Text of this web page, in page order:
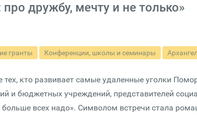
дружбу, мечту и не только»
гранты Конференции, школы и семинары
тех, кто развивает самые удаленные уголки
и бюджетных учреждений, представителей
всех надо». Символом встречи стала